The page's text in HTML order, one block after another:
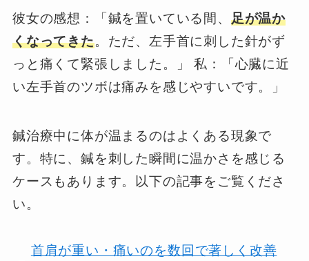
彼女の感想：「鍼を置いている間、 足が温か
くなってきた。ただ、左手首に刺した針がず
っと痛くて緊張しました。」 私：「心臓に近
い左手首のツボは痛みを感じやすいです。」
鍼治療中に体が温まるのはよくある現象で
す。特に、鍼を刺した瞬間に温かさを感じる
ケースもあります。以下の記事をご覧くださ
い。
首肩が重い・痛いのを数回で著しく改善